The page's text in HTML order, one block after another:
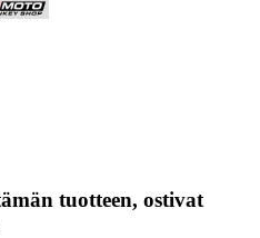
tuotteen, ostivat